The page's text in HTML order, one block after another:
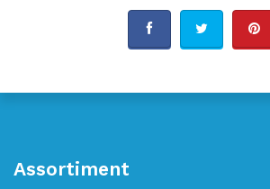
Assortiment